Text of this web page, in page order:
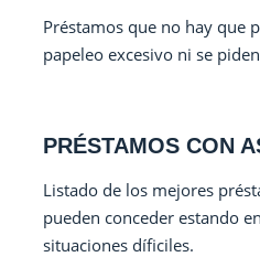
Préstamos que no hay que
papeleo excesivo ni se
PRÉSTAMOS CON
Listado de los mejores
pueden conceder estando
situaciones díficiles.